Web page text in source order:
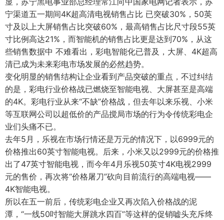
宁渠道五一期间4K超高清电视销售占比 已突破30%，50英
寸及以上大屏销售占比突破60%，最高销售占比尺寸段55英
寸比例高达21%，而智能机的销售占比更是达到70%，从这
些销售数据中 不难看出，彩电智能化已普及，大屏、4K超高
清已成为未来彩电市场发展的必然趋势。
变化明显的销售结构让企业看到产品突破的重点，不过纠结
的是，彩电行业价格战已燃烧至智能电视、大屏甚至是高端
的4K。彩电行业从来“不缺”价格战，但去年以来乐视、小米
等互联网公司以超低价的产品搅局市场的行为令传统彩电企
业们头痛不已。
去年5月，乐视在市场行情还是万元的情况下，以6999元的
价格推出60英寸智能电视。后来，小米又以2999元的价格推
出了47英寸智能电视，而今年4月乐视50英寸4K电视2999
元的售价，再次将“价格屠刀”砍向目前流行的高端电视——
4K智能电视。
所以在五一前后，传统彩电企业又再次陷入价格战的泥
潭，“一线50吋智能大屏跳水四百”等这样的促销嘘头充斥终